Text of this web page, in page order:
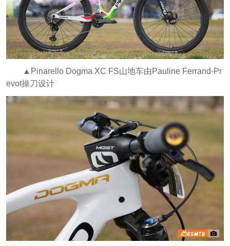
▲Pinarello Dogma XC FS山地车由Pauline Ferrand-Pr
evot操刀设计